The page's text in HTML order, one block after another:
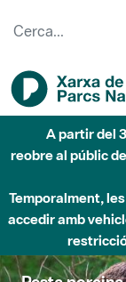
A partir del
reobre al públic
Temporalment,
accedir amb